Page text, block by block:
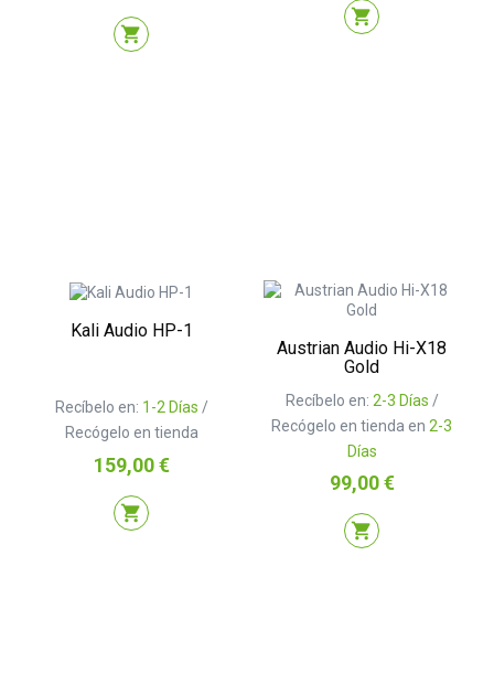
shopping_cart
shopping_cart
Kali Audio HP-1
Recíbelo en: 1-2 Días /
Recógelo en tienda
Precio
159,00 €
shopping_cart
Austrian Audio Hi-X18
Gold
Recíbelo en: 2-3 Días /
Recógelo en tienda en 2-3
Días
Precio
99,00 €
shopping_cart